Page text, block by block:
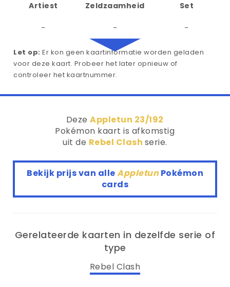
Artiest
-
Zeldzaamheid
-
Set
-
Let op: Er kon geen kaartinformatie worden geladen
voor deze kaart. Probeer het later opnieuw of
controleer het kaartnummer.
DezeAppletun 23/192
Pokémon kaart is afkomstig
uit de Rebel Clash serie.
Bekijk prijs van alleAppletunPokémon
cards
Gerelateerde kaarten in dezelfde serie of
type
Rebel Clash